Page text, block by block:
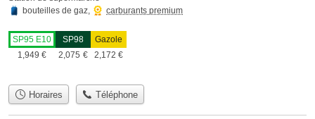
bouteilles de gaz, carburants premium
SP95 E10
1,949 €
SP98
2,075 €
Gazole
2,172 €
Horaires Téléphone